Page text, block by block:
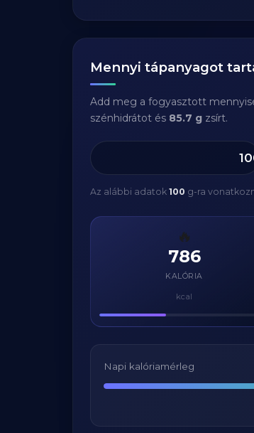
Mennyi tápanyagot
Add meg a fogyasztott
szénhidrátot és 85.7 g zsírt.
Az alábbi adatok 100 g-ra
🔥
786
KALÓRIA
kcal
Napi kalóriamérleg